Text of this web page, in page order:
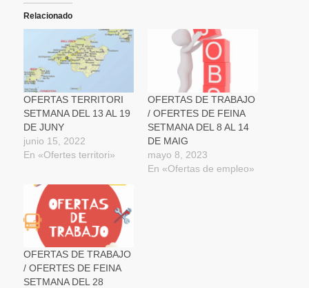
Twitter
(Se
una
ventana
nueva)
en
una
ventana
nueva)
en
una
ventana
ventana
nueva)
electrónico
a
un
amigo
(Se
en
una
ventana
nueva)
Relacionado
OFERTAS TERRITORI
SETMANA DEL 13 AL 19
DE JUNY
junio 15, 2022
En «Ofertes territori»
OFERTAS DE TRABAJO
/ OFERTES DE FEINA
SETMANA DEL 8 AL 14
DE MAIG
mayo 8, 2023
En «Ofertas de empleo»
OFERTAS DE TRABAJO
/ OFERTES DE FEINA
SETMANA DEL 28